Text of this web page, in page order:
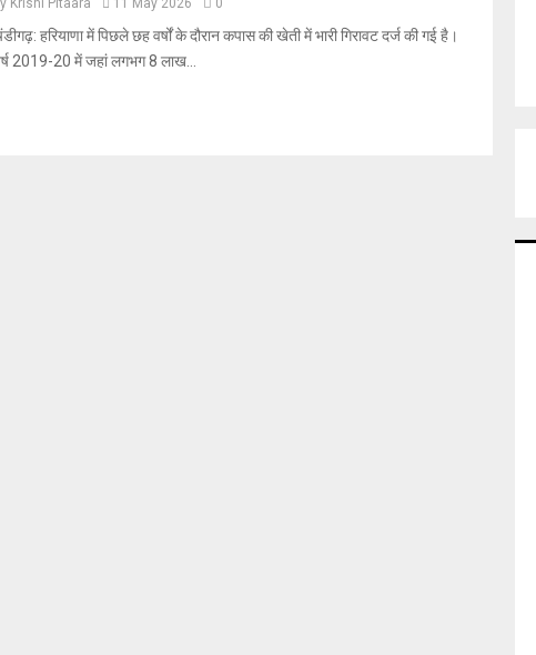
Krishi Pitaara 11 May 2026 0
हरियाणा में पिछले छह वर्षों के दौरान कपास की खेती में भारी गिरावट दर्ज की गई है।
2019-20 में जहां लगभग 8 लाख...